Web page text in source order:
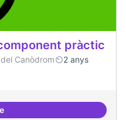
pràctic
Canòdrom
2 anys
amb component